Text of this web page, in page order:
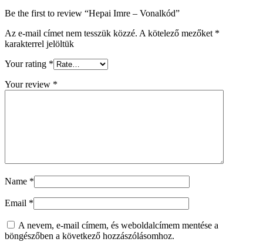
Be the first to review “Hepai Imre – Vonalkód”
Az e-mail címet nem tesszük közzé. A kötelező mezőket *
karakterrel jelöltük
Your rating *
Your review *
Name *
Email *
A nevem, e-mail címem, és weboldalcímem mentése a
böngészőben a következő hozzászólásomhoz.